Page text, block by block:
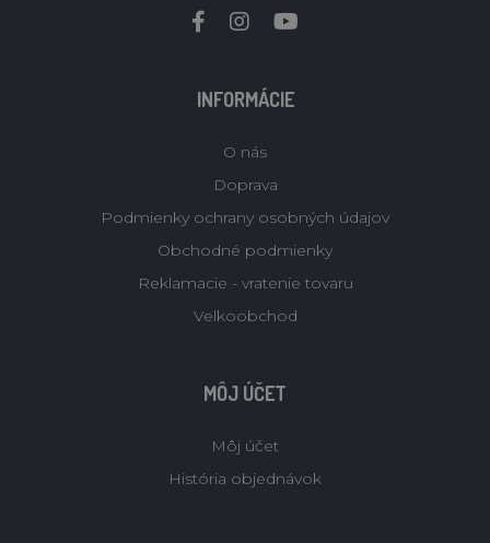
INFORMÁCIE
O nás
Doprava
Podmienky ochrany osobných údajov
Obchodné podmienky
Reklamacie - vratenie tovaru
Velkoobchod
MÔJ ÚČET
Môj účet
História objednávok